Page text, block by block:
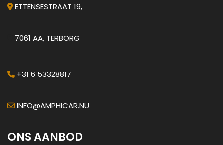
ETTENSESTRAAT 19,
7061 AA, TERBORG
+31 6 53328817
INFO@AMPHICAR.NU
ONS AANBOD